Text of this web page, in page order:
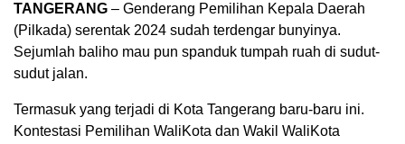
TANGERANG – Genderang Pemilihan Kepala Daerah
(Pilkada) serentak 2024 sudah terdengar bunyinya.
Sejumlah baliho mau pun spanduk tumpah ruah di sudut-
sudut jalan.
Termasuk yang terjadi di Kota Tangerang baru-baru ini.
Kontestasi Pemilihan WaliKota dan Wakil WaliKota